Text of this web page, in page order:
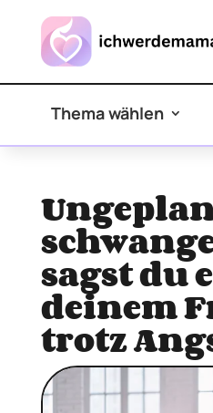
Thema wählen
sagst du
deinem
trotz